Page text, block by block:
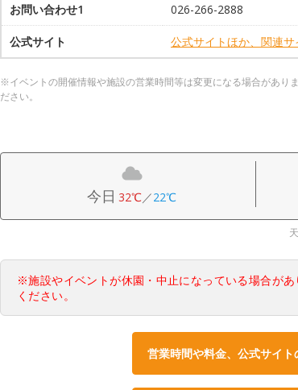
お問い合わせ1 026-266-2888
公式サイト 公式サイトほか、関連サ
※イベントの開催情報や施設の営業時間等は変更になる場合があり
ださい。
今日 32℃／22℃
※施設やイベントが休園・中止になっている場合が
ください。
営業時間や料金、公式サイト